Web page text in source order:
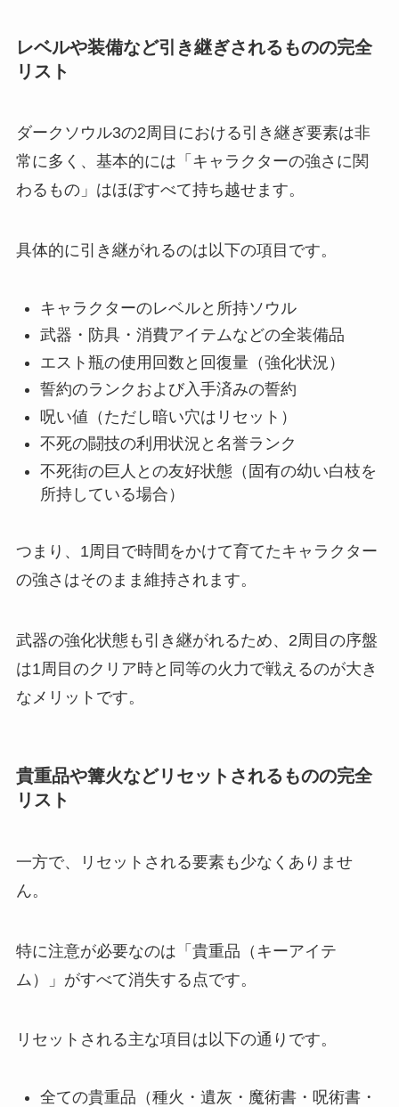
レベルや装備など引き継ぎされるものの完全
リスト
ダークソウル3の2周目における引き継ぎ要素は非
常に多く、基本的には「キャラクターの強さに関
わるもの」はほぼすべて持ち越せます。
具体的に引き継がれるのは以下の項目です。
キャラクターのレベルと所持ソウル
武器・防具・消費アイテムなどの全装備品
エスト瓶の使用回数と回復量（強化状況）
誓約のランクおよび入手済みの誓約
呪い値（ただし暗い穴はリセット）
不死の闘技の利用状況と名誉ランク
不死街の巨人との友好状態（固有の幼い白枝を
所持している場合）
つまり、1周目で時間をかけて育てたキャラクター
の強さはそのまま維持されます。
武器の強化状態も引き継がれるため、2周目の序盤
は1周目のクリア時と同等の火力で戦えるのが大き
なメリットです。
貴重品や篝火などリセットされるものの完全
リスト
一方で、リセットされる要素も少なくありませ
ん。
特に注意が必要なのは「貴重品（キーアイテ
ム）」がすべて消失する点です。
リセットされる主な項目は以下の通りです。
全ての貴重品（種火・遺灰・魔術書・呪術書・